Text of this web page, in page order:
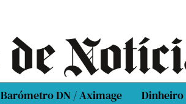
Barómetro DN / Aximage Dinheiro